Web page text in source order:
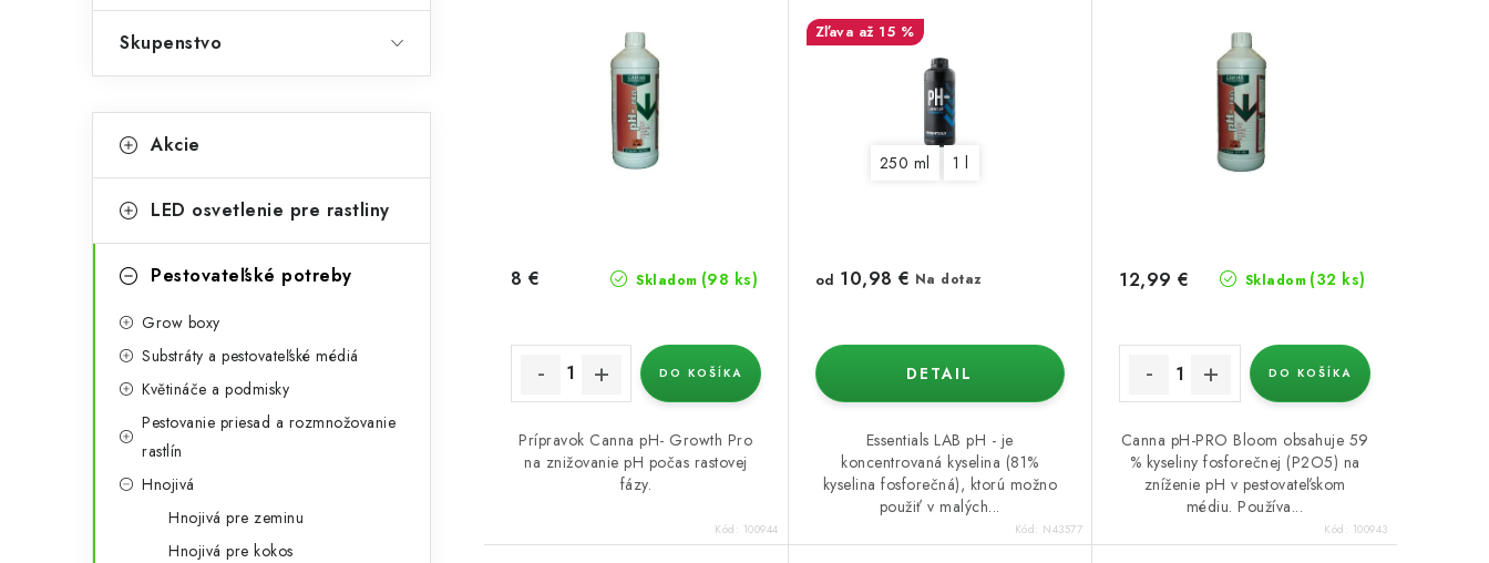
Skupenstvo
kategórie
a
e
Akcie
LED osvetlenie pre rastliny
Pestovateľské potreby
Grow boxy
Substráty a pestovateľské médiá
Květináče a podmisky
Pestovanie priesad a rozmnožovanie
rastlín
Hnojivá
Hnojivá pre zeminu
Hnojivá pre kokos
t
o
v
Skladom (98 ks)
8 €
DO KOŠÍKA
Prípravok Canna pH- Growth Pro
na znižovanie pH počas rastovej
fázy.
Kód: 100944
až 15 %
250 ml 1 l
Na dotaz
od 10,98 €
DETAIL
Essentials LAB pH - je
koncentrovaná kyselina (81%
kyselina fosforečná), ktorú možno
použiť v malých...
Kód: N43577
Skladom (32 ks)
12,99 €
DO KOŠÍKA
Canna pH-PRO Bloom obsahuje 59
% kyseliny fosforečnej (P2O5) na
zníženie pH v pestovateľskom
médiu. Používa...
Kód: 100943